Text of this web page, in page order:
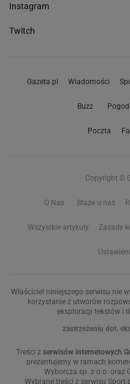
Instagram
Twitch
Gazeta.pl Wiadomości
Buzz
Poczta
Copyright ©
O Nas Staże u nas
Wszystkie artykuły Zasady
Właściciel niniejszego serwisu nie
korzystanie z utworów
eksploracji tekstów i
zastrzeżeniu dot.
Treści z serwisów internetowych
prezentujemy w ramach
Wyborcza sp. z o.o. oraz
Wybrane treści z serwisu